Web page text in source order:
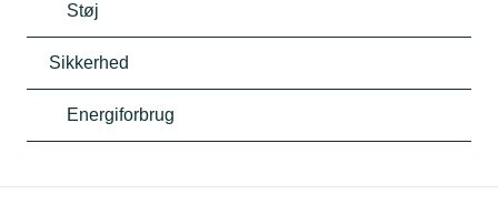
Støj
Sikkerhed
Energiforbrug